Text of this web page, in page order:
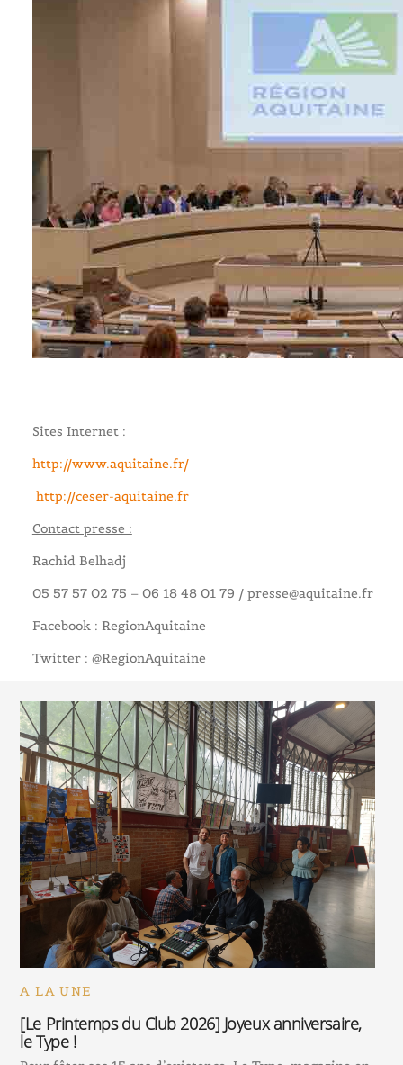
Sites Internet :
http://www.aquitaine.fr/
http://ceser-aquitaine.fr
Contact presse :
Rachid Belhadj
05 57 57 02 75 – 06 18 48 01 79 / presse@aquitaine.fr
Facebook : RegionAquitaine
Twitter : @RegionAquitaine
A LA UNE
[Le Printemps du Club 2026] Joyeux anniversaire,
le Type !